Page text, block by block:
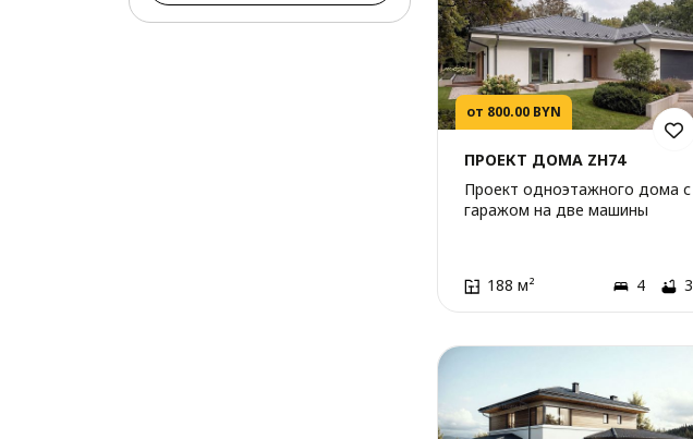
от 800.00 BYN
ПРОЕКТ ДОМА ZH74
Проект одноэтажного дома с
гаражом на две машины
188 м² 4 3